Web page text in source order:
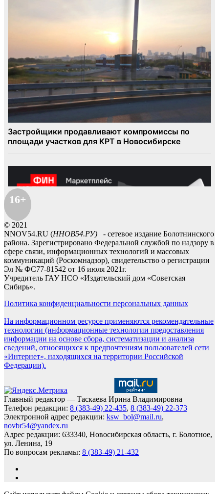
16+
© 2021
NNOV54.RU (ННОВ54.РУ) - сетевое издание Болотнинского
района. Зарегистрировано Федеральной службой по надзору в
сфере связи, информационных технологий и массовых
коммуникаций (Роскомнадзор), свидетельство о регистрации
Эл № ФС77-81542 от 16 июля 2021г.
Учредитель ГАУ НСО «Издательский дом «Советская
Сибирь».
Политика конфиденциальности персональных данных
На информационном ресурсе применяются рекомендательные
технологии (информационные технологии предоставления
информации на основе сбора, систематизации и анализа
сведений, относящихся к предпочтениям пользователей сети
«Интернет», находящихся на территории Российской
Федерации).
Главный редактор — Таскаева Ирина Владимировна
Телефон редакции: 8 (383-49) 22-435, 8 (383-49) 22-373
Электронной адрес редакции: ksw_bol@mail.ru,
novbr54@yandex.ru
Адрес редакции: 633340, Новосибирская область, г. Болотное,
ул. Ленина, 19
По вопросам рекламы: 8 (383-49) 21-432